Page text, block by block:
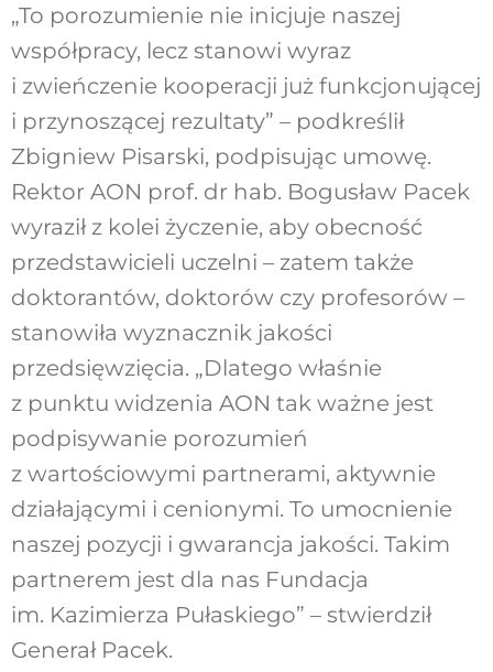
„To porozumienie nie inicjuje naszej
współpracy, lecz stanowi wyraz
i zwieńczenie kooperacji już funkcjonującej
i przynoszącej rezultaty” – podkreślił
Zbigniew Pisarski, podpisując umowę.
Rektor AON prof. dr hab. Bogusław Pacek
wyraził z kolei życzenie, aby obecność
przedstawicieli uczelni – zatem także
doktorantów, doktorów czy profesorów –
stanowiła wyznacznik jakości
przedsięwzięcia. „Dlatego właśnie
z punktu widzenia AON tak ważne jest
podpisywanie porozumień
z wartościowymi partnerami, aktywnie
działającymi i cenionymi. To umocnienie
naszej pozycji i gwarancja jakości. Takim
partnerem jest dla nas Fundacja
im. Kazimierza Pułaskiego” – stwierdził
Generał Pacek.